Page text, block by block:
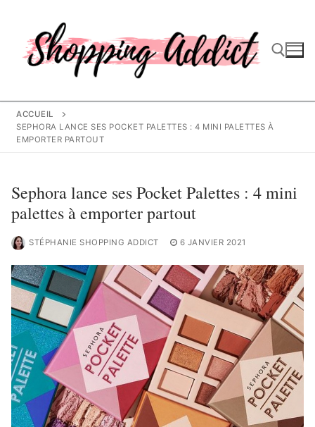
contenu
ACCUEIL
SEPHORA LANCE SES POCKET PALETTES : 4 MINI PALETTES À
EMPORTER PARTOUT
Sephora lance ses Pocket Palettes : 4 mini
palettes à emporter partout
STÉPHANIE SHOPPING ADDICT 6 JANVIER 2021